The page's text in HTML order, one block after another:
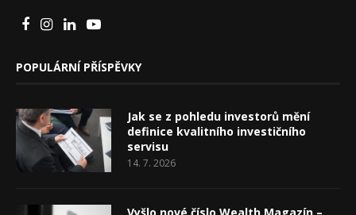
POPULÁRNÍ PŘÍSPĚVKY
Jak se z pohledu investorů mění
definice kvalitního investičního
servisu
14. 7. 2026